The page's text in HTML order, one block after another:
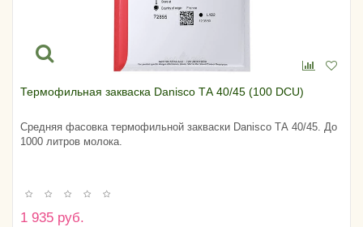
Термофильная закваска Danisco ТА 40/45 (100 DCU)
Средняя фасовка термофильной закваски Danisco ТА 40/45. До
1000 литров молока.
1 935 руб.